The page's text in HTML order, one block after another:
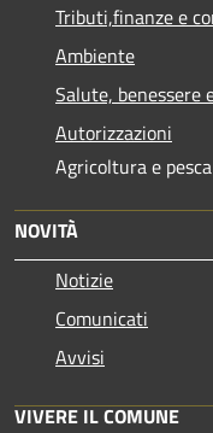
Tributi,finanze e
Ambiente
Salute, benessere
Autorizzazioni
Agricoltura e pesca
NOVITÀ
Notizie
Comunicati
Avvisi
VIVERE IL COMUNE